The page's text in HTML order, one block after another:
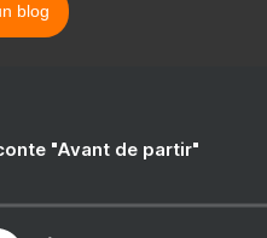
blog
"Avant de partir"